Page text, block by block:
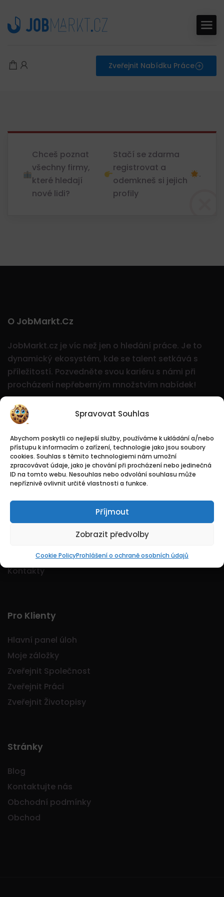
Spravovat Souhlas
Abychom poskytli co nejlepší služby, používáme k ukládání a/nebo
přístupu k informacím o zařízení, technologie jako jsou soubory
cookies. Souhlas s těmito technologiemi nám umožní
zpracovávat údaje, jako je chování při procházení nebo jedinečná
ID na tomto webu. Nesouhlas nebo odvolání souhlasu může
nepříznivě ovlivnit určité vlastnosti a funkce.
Příjmout
Zobrazit předvolby
Cookie PolicyProhlášení o ochraně osobních údajů
Zveřejnit Nabídku Práce
Chceš poznat
všechny firmy,
které hledají
nové lidi?
Stačí se zdarma
registrovat a
odemkneš si jejich
profily
.
O JobMarkt.cz
JobMarkt.cz je víc než jen o hledání práce. Je to
dynamický ekosystém, kde se talent setkává s
příležitostí. Pozvedněte svou kariéru s námi při
procházení nepřeberným množstvím nabídek!
Logo Jobmarkt.cz ® je registrovaná ochranná
známka.
Kontakty
Pro Klienty
Hlavní panel úloh
Moje záložky
Zveřejnit Společnost
Zveřejnit Práci
Zveřejnit Životopisy
Stránky
Blog
Kontaktujte nás
Obchodní podmínky
Obchod